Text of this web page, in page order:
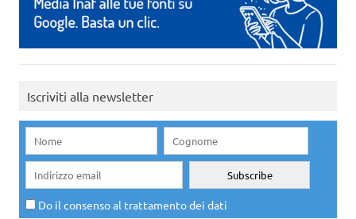
Iscriviti alla newsletter
Do il consenso al trattamento dei dati